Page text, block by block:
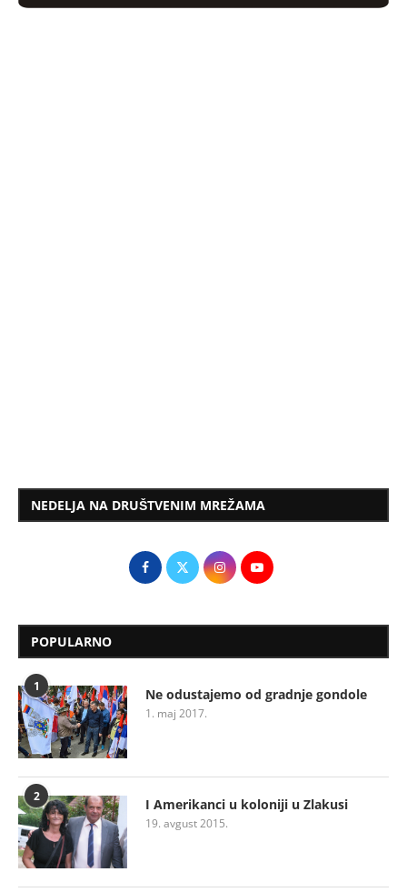
NEDELJA NA DRUŠTVENIM MREŽAMA
POPULARNO
1 Ne odustajemo od gradnje gondole
1. maj 2017.
2 I Amerikanci u koloniji u Zlakusi
19. avgust 2015.